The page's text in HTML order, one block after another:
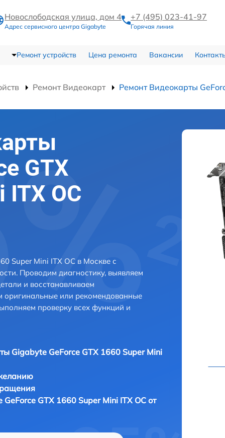
Новослободская улица, дом 4
Адрес сервисного центра Gigabyte
+7 (495) 023-41-97
Горячая линия
Ремонт устройств Цена ремонта Вакансии
Ремонт Видеокарт Ремонт Видеокарты
GTX
ITX OC
Super Mini ITX OC в Москве с
Проводим диагностику, выявляем
и восстанавливаем
оригинальные или рекомендованные
проверку всех функций и
Gigabyte GeForce GTX 1660 Super Mini
GTX 1660 Super Mini ITX OC от